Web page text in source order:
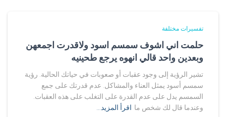
تفسيرات مختلفة
حلمت اني اشوف سمسم اسود ولاقدرت اجمعهن
وبعدين واحد قالي انهوه يرجع طحينيه
تشير الرؤية إلى وجود عقبات أو صعوبات في حياتك الحالية. رؤية
سمسم أسود يمثل العناء والمشاكل. عدم قدرتك على جمع
السمسم يدل على عدم القدرة على التغلب على هذه العقبات.
وعندما قال لك شخص ما اقرأ المزيد…